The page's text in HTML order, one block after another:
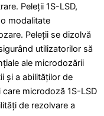
Peleții 1S-LSD,
modalitate
Peleții se dizolvă
utilizatorilor să
ale microdozării
și a abilităților de
microdoză 1S-LSD
de rezolvare a